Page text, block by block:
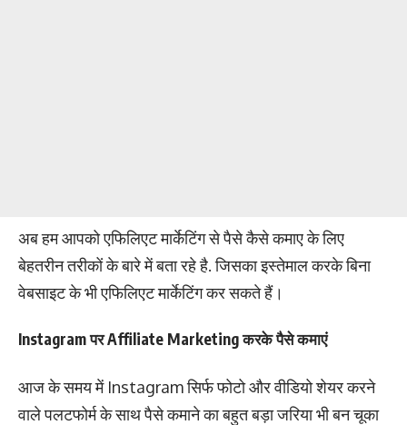
अब हम आपको एफिलिएट मार्केटिंग से पैसे कैसे कमाए के लिए
बेहतरीन तरीकों के बारे में बता रहे है. जिसका इस्तेमाल करके बिना
वेबसाइट के भी एफिलिएट मार्केटिंग कर सकते हैं।
Instagram पर Affiliate Marketing करके पैसे कमाएं
आज के समय में Instagram सिर्फ फोटो और वीडियो शेयर करने
वाले पलटफोर्म के साथ पैसे कमाने का बहुत बड़ा जरिया भी बन चूका